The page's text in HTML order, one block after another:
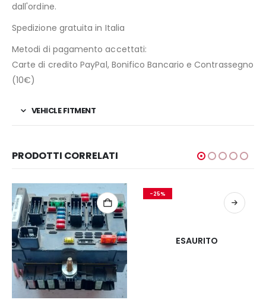
dall'ordine.
Spedizione gratuita in Italia
Metodi di pagamento accettati:
Carte di credito PayPal, Bonifico Bancario e Contrassegno
(10€)
VEHICLE FITMENT
PRODOTTI CORRELATI
-25%
ESAURITO